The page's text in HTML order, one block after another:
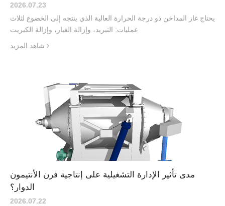
2026.07.23
يحتاج غاز المداخن ذو درجة الحرارة العالية الذي ينتجه إلى الخضوع لثلاث
عمليات: التبريد، وإزالة الغبار، وإزالة الكبريت
مدى تأثير الإدارة التشغيلية على إنتاجية فرن الأنتيمون
الدوار؟
2026.07.22